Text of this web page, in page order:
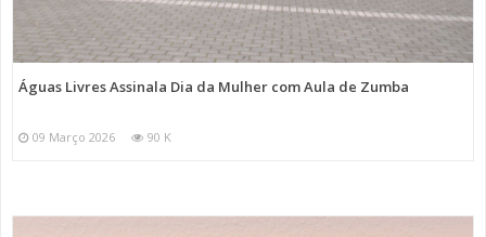
Águas Livres Assinala Dia da Mulher com Aula de Zumba
09 Março 2026 90 K